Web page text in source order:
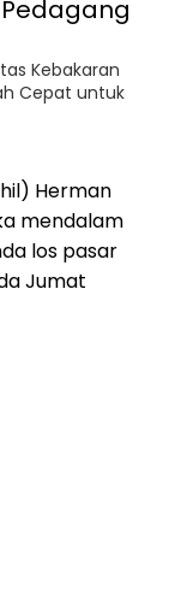
Kebakaran
Cepat untuk
Herman
mendalam
los pasar
Jumat